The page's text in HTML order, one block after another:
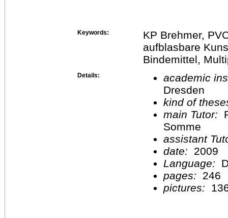
Keywords:
KP Brehmer,
aufblasbare
Bindemittel,
Details:
academic
Dresden
kind of
main Tutor:
Somme
assistant
date:
2009
Language:
pages:
246
pictures: